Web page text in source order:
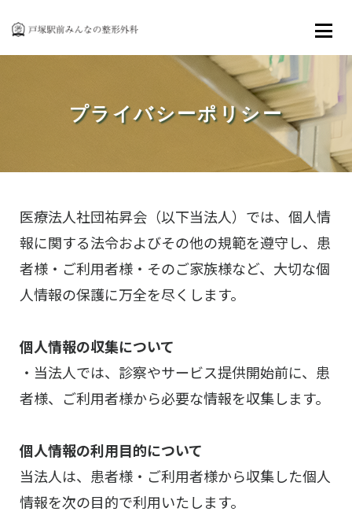
ご来院の方へ
リハビリテーション
アクセス
お知らせ
お問い合わせ・採用情報
プライバシーポリシー
医療法人社団祐昇会（以下当法人）では、個人情
報に関する法令およびその他の規範を遵守し、患
者様・ご利用者様・そのご家族様など、大切な個
人情報の保護に万全を尽くします。
個人情報の収集について
・当法人では、診察やサービス提供開始前に、患
者様、ご利用者様から必要な情報を収集します。
個人情報の利用目的について
当法人は、患者様・ご利用者様から収集した個人
情報を次の目的で利用いたします。